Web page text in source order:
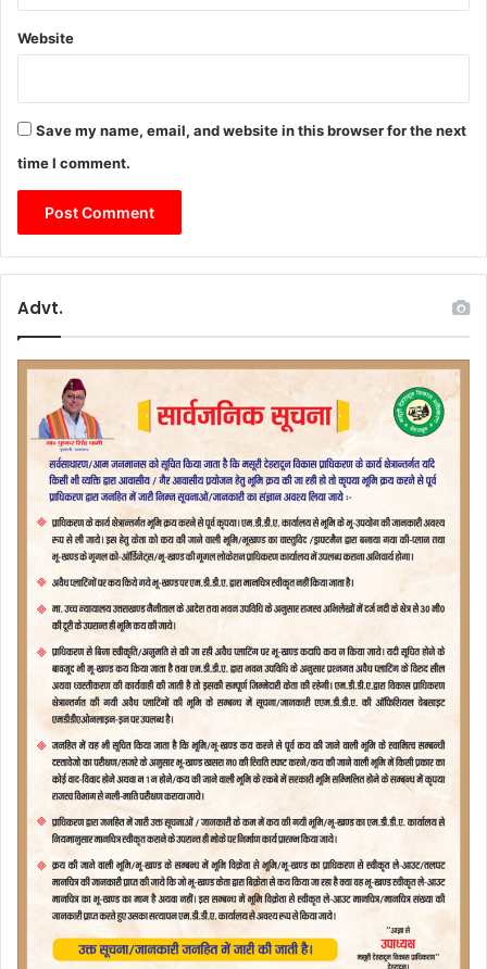
Website
Save my name, email, and website in this browser for the next
time I comment.
Advt.